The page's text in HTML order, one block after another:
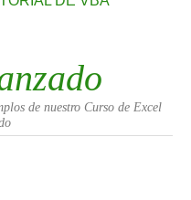
de nuestro Curso de Excel